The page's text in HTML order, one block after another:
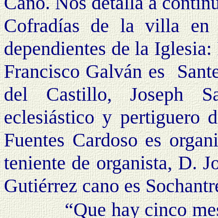
Cofradías de la villa en
dependientes de la
Francisco Galván es
del Castillo, Joseph
eclesiástico y pertiguero
Fuentes Cardoso es
teniente de organista, D.
Gutiérrez cano es
“Que hay cinco